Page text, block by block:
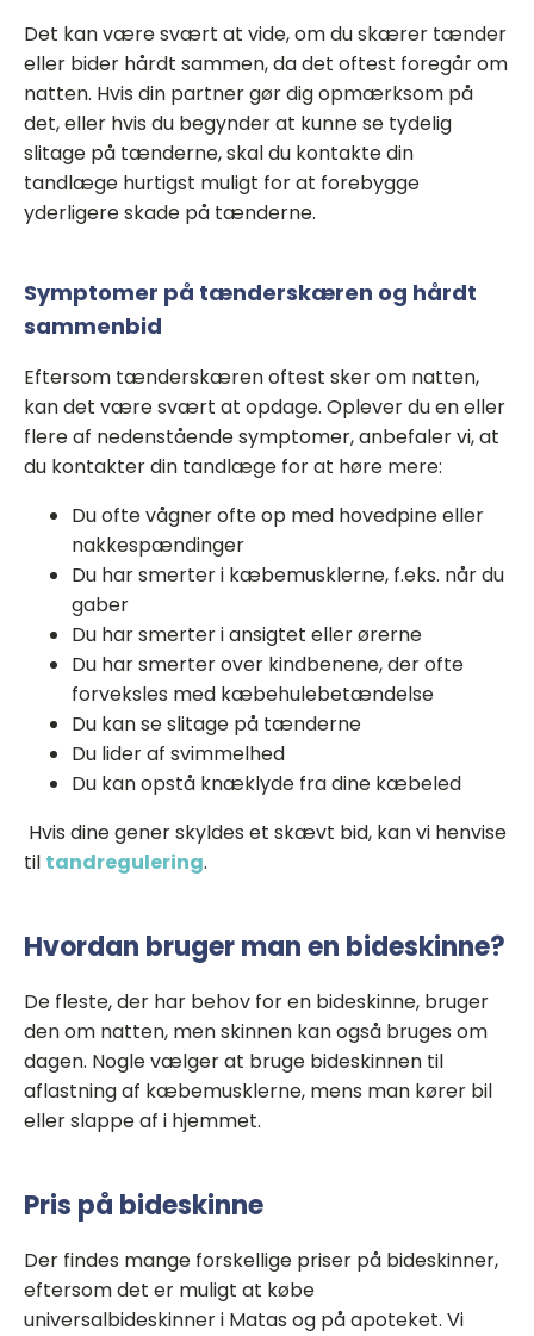
Det kan være svært at vide, om du skærer tænder
eller bider hårdt sammen, da det oftest foregår om
natten. Hvis din partner gør dig opmærksom på
det, eller hvis du begynder at kunne se tydelig
slitage på tænderne, skal du kontakte din
tandlæge hurtigst muligt for at forebygge
yderligere skade på tænderne.
Symptomer på tænderskæren og hårdt
sammenbid
Eftersom tænderskæren oftest sker om natten,
kan det være svært at opdage. Oplever du en eller
flere af nedenstående symptomer, anbefaler vi, at
du kontakter din tandlæge for at høre mere:
Du ofte vågner ofte op med hovedpine eller
nakkespændinger
Du har smerter i kæbemusklerne, f.eks. når du
gaber
Du har smerter i ansigtet eller ørerne
Du har smerter over kindbenene, der ofte
forveksles med kæbehulebetændelse
Du kan se slitage på tænderne
Du lider af svimmelhed
Du kan opstå knæklyde fra dine kæbeled
Hvis dine gener skyldes et skævt bid, kan vi henvise
til tandregulering.
Hvordan bruger man en bideskinne?
De fleste, der har behov for en bideskinne, bruger
den om natten, men skinnen kan også bruges om
dagen. Nogle vælger at bruge bideskinnen til
aflastning af kæbemusklerne, mens man kører bil
eller slappe af i hjemmet.
Pris på bideskinne
Der findes mange forskellige priser på bideskinner,
eftersom det er muligt at købe
universalbideskinner i Matas og på apoteket. Vi